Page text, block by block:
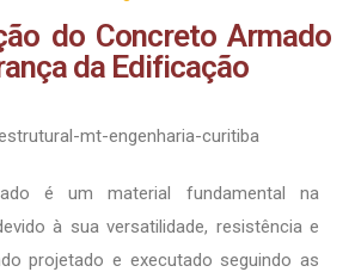
do Concreto Armado
da Edificação
é um material fundamental na
à sua versatilidade, resistência e
projetado e executado seguindo as